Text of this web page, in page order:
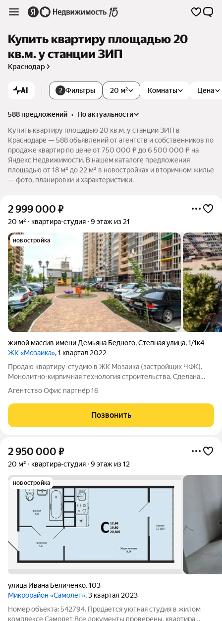
Купить квартиру площадью 20
кв.м. у станции ЗИП
Краснодар
AI 2 Фильтры Комнаты Цена
20 м²
588 предложений •
по актуальности
Купить квартиру площадью 20 кв.м. у станции ЗИП в
Краснодаре — 588 объявлений от агентств и собственников по
продаже квартир по цене от 750 000 ₽ до 6 500 000 ₽ на
Яндекс Недвижимости. В нашем каталоге предложения
площадью от 18 м² до 22 м² в новостройках и вторичном жилье
— фото, планировки и характеристики.
2 999 000 ₽
20 м² квартира-студия 9 этаж из 21
новостройка
жилой массив имени Демьяна Бедного,Степная улица,1/1к4
ЖК «Мозаика», 1 квартал 2022
Продаю квартиру-студию в ЖК Мозаика (застройщик ЧФК).
Монолитно-кирпичная технология строительства. Сделана
качественная пред чистовая отделка. Застекленные
витражные лоджии, красивые входные группы. Красивый
двор, свой прогулочный сквер и дубовая
Агентство Офис партнёр 16
Позвонить
2 950 000 ₽
20 м² квартира-студия 9 этаж из 12
новостройка
улица Ивана Беличенко,103
Микрорайон «Самолёт», 3 квартал 2023
Номер объекта: 542794. Продается уютная студия в жилом
комплексе Самолет Все документы проверены, квартира